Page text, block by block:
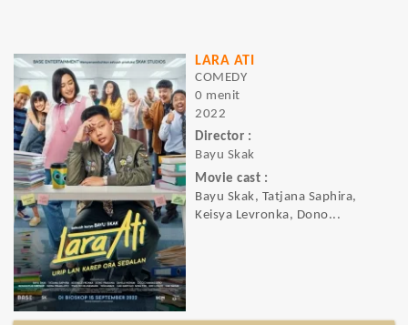
LARA ATI
COMEDY
0 menit
2022
Director :
Bayu Skak
Movie cast :
Bayu Skak, Tatjana Saphira,
Keisya Levronka, Dono...